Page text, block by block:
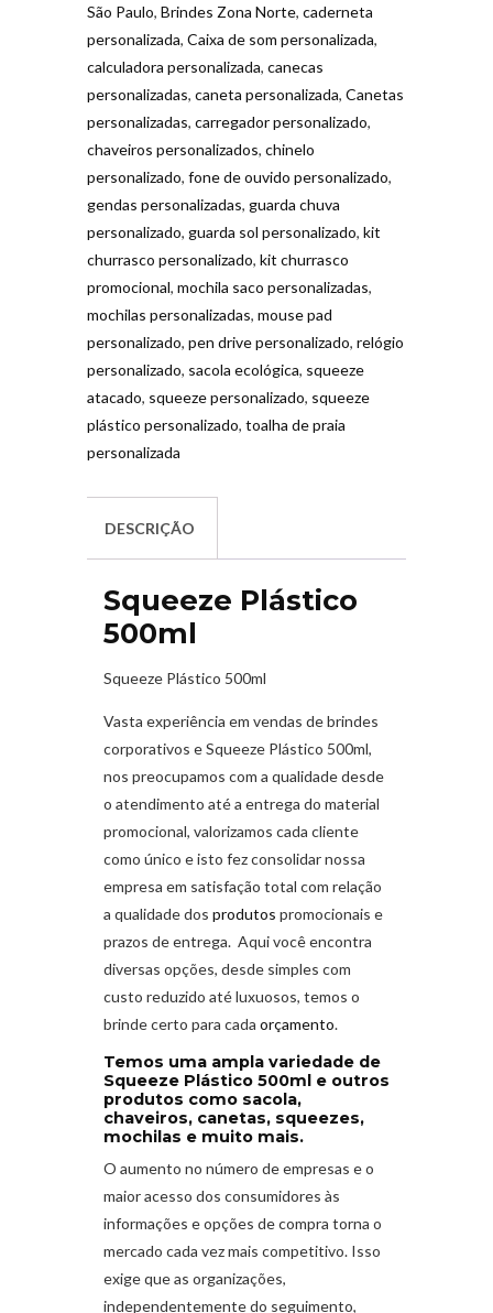
São Paulo, Brindes Zona Norte, caderneta
personalizada, Caixa de som personalizada,
calculadora personalizada, canecas
personalizadas, caneta personalizada, Canetas
personalizadas, carregador personalizado,
chaveiros personalizados, chinelo
personalizado, fone de ouvido personalizado,
gendas personalizadas, guarda chuva
personalizado, guarda sol personalizado, kit
churrasco personalizado, kit churrasco
promocional, mochila saco personalizadas,
mochilas personalizadas, mouse pad
personalizado, pen drive personalizado, relógio
personalizado, sacola ecológica, squeeze
atacado, squeeze personalizado, squeeze
plástico personalizado, toalha de praia
personalizada
DESCRIÇÃO
Squeeze Plástico
500ml
Squeeze Plástico 500ml
Vasta experiência em vendas de brindes
corporativos e Squeeze Plástico 500ml,
nos preocupamos com a qualidade desde
o atendimento até a entrega do material
promocional, valorizamos cada cliente
como único e isto fez consolidar nossa
empresa em satisfação total com relação
a qualidade dos produtos promocionais e
prazos de entrega. Aqui você encontra
diversas opções, desde simples com
custo reduzido até luxuosos, temos o
brinde certo para cada orçamento.
Temos uma ampla variedade de
Squeeze Plástico 500ml e outros
produtos como sacola,
chaveiros, canetas, squeezes,
mochilas e muito mais.
O aumento no número de empresas e o
maior acesso dos consumidores às
informações e opções de compra torna o
mercado cada vez mais competitivo. Isso
exige que as organizações,
independentemente do seguimento,